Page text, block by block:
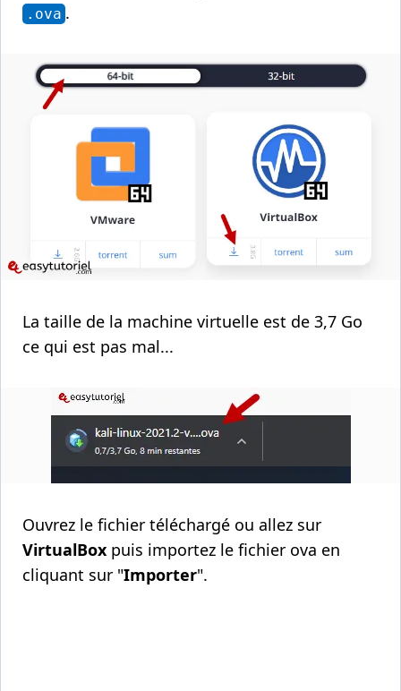
.ova .
La taille de la machine virtuelle est de 3,7 Go
ce qui est pas mal...
Ouvrez le fichier téléchargé ou allez sur
VirtualBox puis importez le fichier ova en
cliquant sur "Importer".